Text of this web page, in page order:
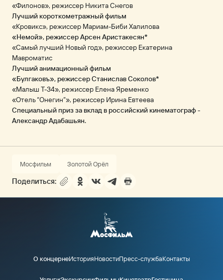
«Филонов», режиссер Никита Снегов
Лучший короткометражный фильм
«Кровикс», режиссер Мариам-Биби Халилова
«Немой», режиссер Арсен Аристакесян*
«Самый лучший Новый год», режиссер Екатерина
Мавроматис
Лучший анимационный фильм
«Булгаковъ», режиссер Станислав Соколов*
«Малыш Т-34», режиссер Елена Яременко
«Отель “Онегин”», режиссер Ирина Евтеева
Специальный приз за вклад в российский кинематограф -
Александр Адабашьян.
Мосфильм Золотой Орёл
Поделиться:
О концернеИсторияНовостиПресс-службаКонтакты